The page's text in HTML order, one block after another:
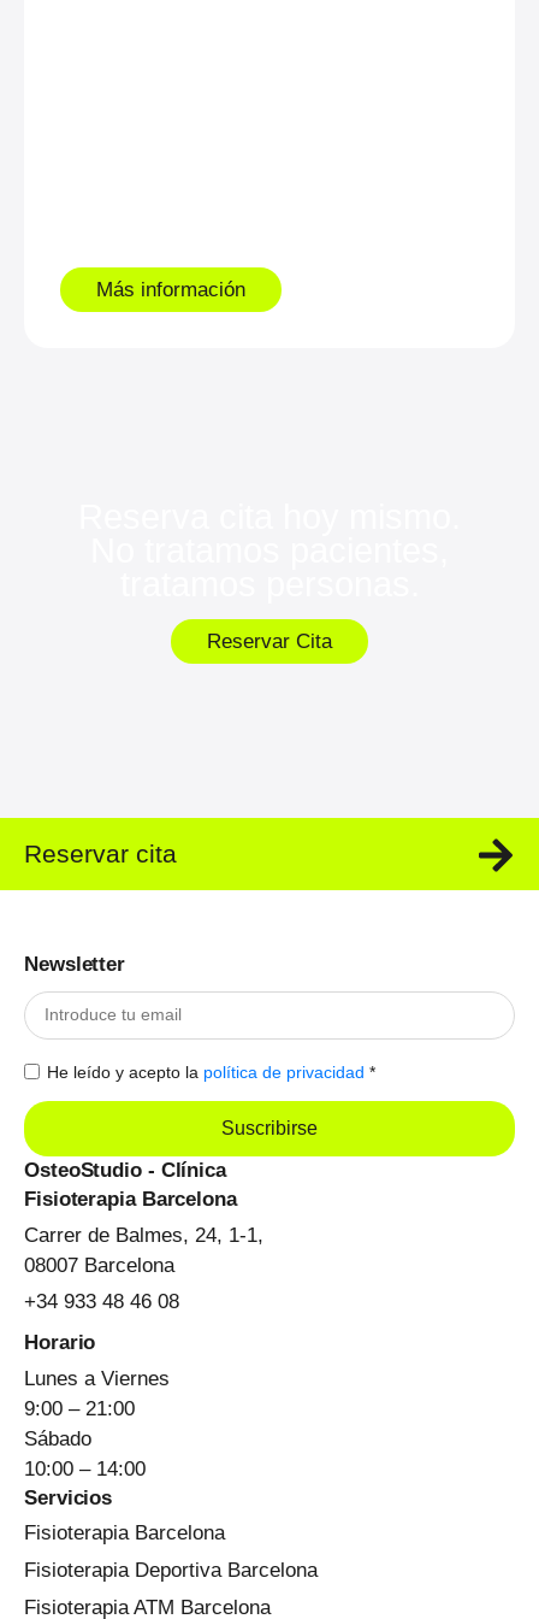
Más información
Reservar Cita
Reservar cita
Newsletter
He leído y acepto la política de privacidad *
Suscribirse
OsteoStudio - Clínica
Fisioterapia Barcelona
Carrer de Balmes, 24, 1-1,
08007 Barcelona
+34 933 48 46 08
Horario
Lunes a Viernes
9:00 – 21:00
Sábado
10:00 – 14:00
Servicios
Fisioterapia Barcelona
Fisioterapia Deportiva Barcelona
Fisioterapia ATM Barcelona